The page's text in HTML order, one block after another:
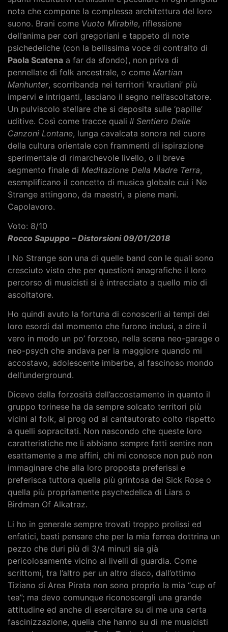
nota che compone la complessa architettura del loro
suono. Brani come Vuoto Mirabile, riflessione
dell’anima per cori gregoriani e tappeto di note
psichedeliche (con la bellissima voce di contralto di
Paola Scatena a far da sfondo), non priva di
pennellate di folk ancestrale, o come Martian
Manhunter, scorribanda nei territori ‘krautiani’ più
impervi e intriganti, lasciano il segno nell’ascoltatore.
Un pulviscolo stellare che si deposita sulle ‘papille’
uditive. Così come tracce quali Il Sentiero Delle
Canzoni Lontane, lunga cavalcata sonora nel cuore
della cultura orientale con frammenti di ispirazione
sperimentale di rimarchevole livello, o il breve
segmento finale di Meditazione Della Madre Terra,
esemplificano il concetto di musica globale cui i No
Strange attingono, da maestri, a piene mani.
Capolavoro.
Voto: 8/10
Rocco Sapuppo – Distorsioni 09/01/2018
I No Strange son una di quelle band con le quali sono
cresciuto visto che per questioni anagrafiche il loro
percorso di musicisti si è intrecciato a quello mio di
ascoltatore.
Ho quindi avuto la fortuna di conoscerli ai tempi dei
loro esordi dal momento che furono inclusi, a dire il
vero in modo un po’ forzoso, nella scena neo-garage o
neo-psych che andava per la maggiore quando mi
accostavo, adolescente imberbe, al fascinoso mondo
dell’underground.
Dicevo della forzosità dell’accostamento in quanto il
gruppo torinese ha da sempre solcato territori più
vicini al folk, al prog od al cantautorato colto rispetto
a quelli sopracitati. Non nascondo che queste loro
caratteristiche me li abbiano sempre fatti sentire non
esattamente a me affini, chi mi conosce non può non
immaginare che alla loro proposta preferissi e
preferisca tuttora quella più grintosa dei Sick Rose o
quella più propriamente psychedelica di Liars o
Birdman Of Alkatraz.
Li ho in generale sempre trovati troppo prolissi ed
enfatici, basti pensare che per la mia ferrea dottrina un
pezzo che duri più di 3/4 minuti sia già
pericolosamente vicino ai livelli di guardia. Come
scrittomi, tra l’altro per un altro disco, dall’ottimo
Tiziano di Area Pirata non sono proprio la mia “cup of
tea”; ma devo comunque riconoscergli una grande
attitudine ed anche di esercitare su di me una certa
fascinizzazione, quella che hanno su di me musicisti